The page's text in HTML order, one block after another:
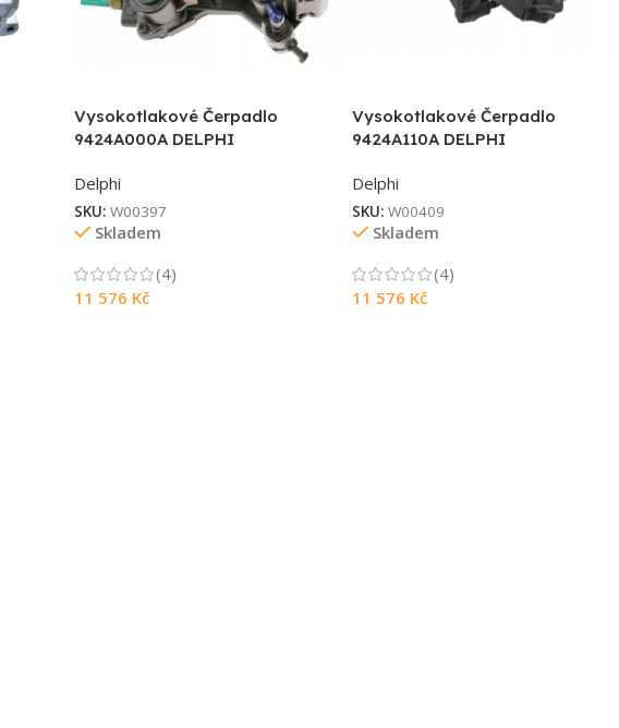
Vysokotlakové Čerpadlo
9424A000A DELPHI
Delphi
SKU: W00397
Skladem
(4)
11 576 Kč
Vysokotlakové Čerpadlo
9424A110A DELPHI
Delphi
SKU: W00409
Skladem
(4)
11 576 Kč